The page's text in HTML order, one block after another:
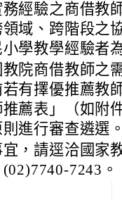
經驗之商借教
域、跨階段之
學教學經驗者
院商借教師之
若有擇優推薦教
薦表」（如附
進行審查遴選
，請逕洽國家
7243。